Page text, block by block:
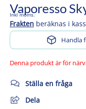
Vaporesso
Inkl moms.
Frakten beräknas i
Handla
Denna produkt är för
Ställa en fråga
Dela